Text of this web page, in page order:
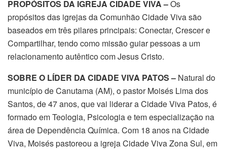
PROPÓSITOS DA IGREJA CIDADE VIVA –Os
propósitos das igrejas da Comunhão Cidade Viva são
baseados em três pilares principais: Conectar, Crescer e
Compartilhar, tendo como missão guiar pessoas a um
relacionamento autêntico com Jesus Cristo.
SOBRE O LÍDER DA CIDADE VIVA PATOS – Natural do
município de Canutama (AM), o pastor Moisés Lima dos
Santos, de47 anos, que vai liderar a Cidade Viva Patos, é
formado em Teologia, Psicologia e tem especialização na
área de Dependência Química. Com 18 anos na Cidade
Viva, Moisés pastoreou a igreja Cidade Viva Zona Sul, em